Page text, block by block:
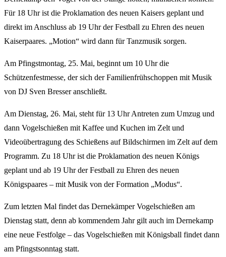
Für 18 Uhr ist die Proklamation des neuen Kaisers geplant und
direkt im Anschluss ab 19 Uhr der Festball zu Ehren des neuen
Kaiserpaares. „Motion“ wird dann für Tanzmusik sorgen.
Am Pfingstmontag, 25. Mai, beginnt um 10 Uhr die
Schützenfestmesse, der sich der Familienfrühschoppen mit Musik
von DJ Sven Bresser anschließt.
Am Dienstag, 26. Mai, steht für 13 Uhr Antreten zum Umzug und
dann Vogelschießen mit Kaffee und Kuchen im Zelt und
Videoübertragung des Schießens auf Bildschirmen im Zelt auf dem
Programm. Zu 18 Uhr ist die Proklamation des neuen Königs
geplant und ab 19 Uhr der Festball zu Ehren des neuen
Königspaares – mit Musik von der Formation „Modus“.
Zum letzten Mal findet das Dernekämper Vogelschießen am
Dienstag statt, denn ab kommendem Jahr gilt auch im Dernekamp
eine neue Festfolge – das Vogelschießen mit Königsball findet dann
am Pfingstsonntag statt.